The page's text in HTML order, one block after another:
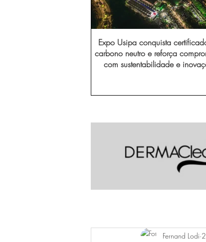
Expo Usipa conquista
carbono neutro e reforça
com sustentabilidade e
Fernand Lodi